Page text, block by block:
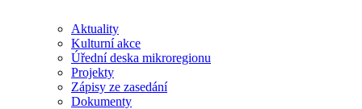
Aktuality
Kulturní akce
Úřední deska mikroregionu
Projekty
Zápisy ze zasedání
Dokumenty